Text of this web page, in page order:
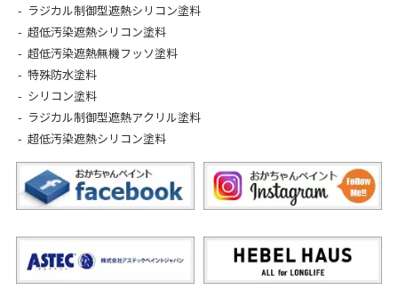
ラジカル制御型遮熱シリコン塗料
超低汚染遮熱シリコン塗料
超低汚染遮熱無機フッソ塗料
特殊防水塗料
シリコン塗料
ラジカル制御型遮熱アクリル塗料
超低汚染遮熱シリコン塗料